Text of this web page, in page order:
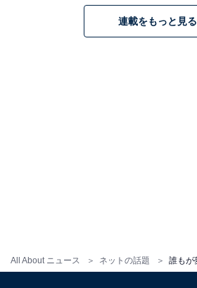
All About ニュース ネットの話題
連載をもっと見る